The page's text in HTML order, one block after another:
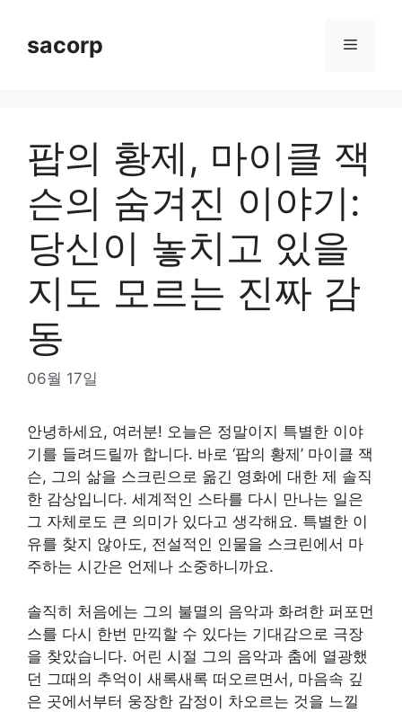
contentsacorp Menu
팝의 황제, 마이클 잭
슨의 숨겨진 이야기:
당신이 놓치고 있을
지도 모르는 진짜 감
동
06월 17일
안녕하세요, 여러분! 오늘은 정말이지 특별한 이야
기를 들려드릴까 합니다. 바로 ‘팝의 황제’ 마이클 잭
슨, 그의 삶을 스크린으로 옮긴 영화에 대한 제 솔직
한 감상입니다. 세계적인 스타를 다시 만나는 일은
그 자체로도 큰 의미가 있다고 생각해요. 특별한 이
유를 찾지 않아도, 전설적인 인물을 스크린에서 마
주하는 시간은 언제나 소중하니까요.
솔직히 처음에는 그의 불멸의 음악과 화려한 퍼포먼
스를 다시 한번 만끽할 수 있다는 기대감으로 극장
을 찾았습니다. 어린 시절 그의 음악과 춤에 열광했
던 그때의 추억이 새록새록 떠오르면서, 마음속 깊
은 곳에서부터 웅장한 감정이 차오르는 것을 느낄